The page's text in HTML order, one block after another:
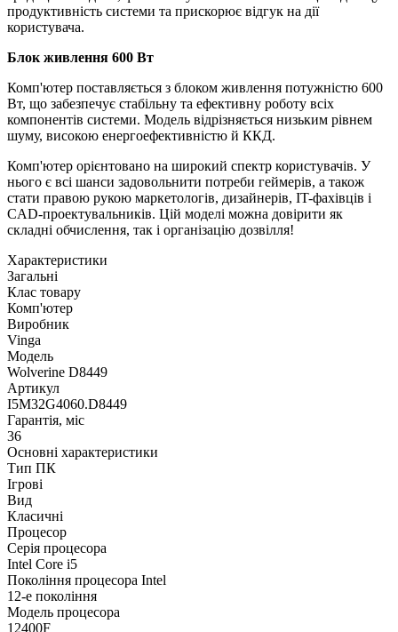
продуктивність системи та прискорює відгук на дії
користувача.
Блок живлення 600 Вт
Комп'ютер поставляється з блоком живлення потужністю 600
Вт, що забезпечує стабільну та ефективну роботу всіх
компонентів системи. Модель відрізняється низьким рівнем
шуму, високою енергоефективністю й ККД.
Комп'ютер орієнтовано на широкий спектр користувачів. У
нього є всі шанси задовольнити потреби геймерів, а також
стати правою рукою маркетологів, дизайнерів, IT-фахівців і
CAD-проектувальників. Цій моделі можна довірити як
складні обчислення, так і організацію дозвілля!
Характеристики
Загальні
Клас товару
Комп'ютер
Виробник
Vinga
Модель
Wolverine D8449
Артикул
I5M32G4060.D8449
Гарантія, міс
36
Основні характеристики
Тип ПК
Ігрові
Вид
Класичні
Процесор
Серія процесора
Intel Core i5
Покоління процесора Intel
12-е покоління
Модель процесора
12400F